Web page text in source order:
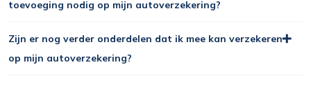
toevoeging nodig op mijn autoverzekering?
Zijn er nog verder onderdelen dat ik mee kan verzekeren
op mijn autoverzekering?